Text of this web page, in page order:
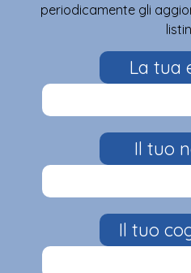
periodicamente gli
La tua
Il tuo
Il tuo